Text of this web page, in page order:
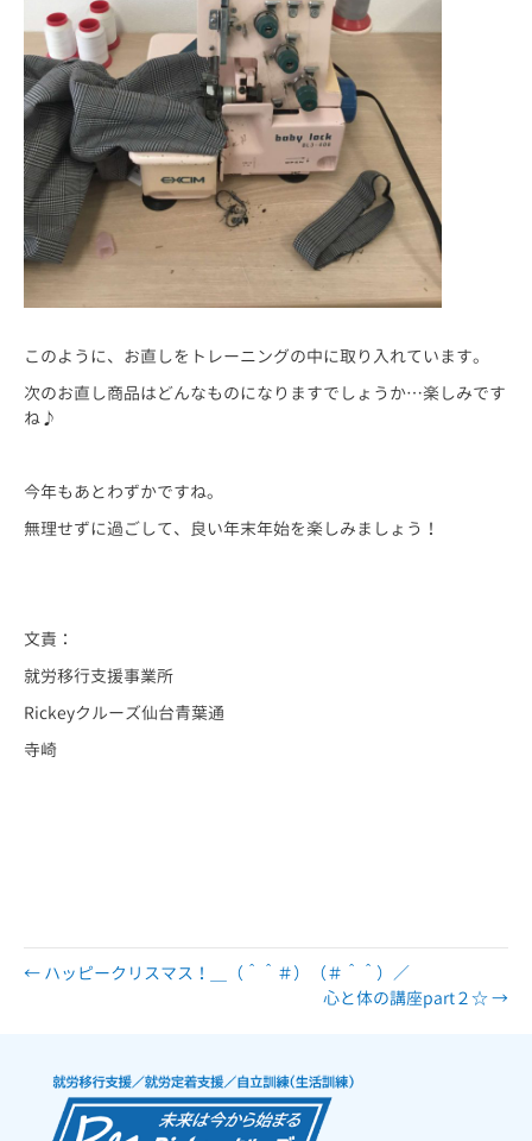
このように、お直しをトレーニングの中に取り入れています。
次のお直し商品はどんなものになりますでしょうか…楽しみです
ね♪
今年もあとわずかですね。
無理せずに過ごして、良い年末年始を楽しみましょう！
文責：
就労移行支援事業所
Rickeyクルーズ仙台青葉通
寺崎
← ハッピークリスマス！＿（＾＾＃）（＃＾＾）／
心と体の講座part２☆ →